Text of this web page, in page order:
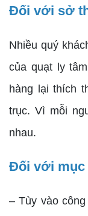
Đối với sở
Nhiều quý
của quạt ly
hàng lại thích
trục. Vì mỗi
nhau.
Đối với mục
– Tùy vào